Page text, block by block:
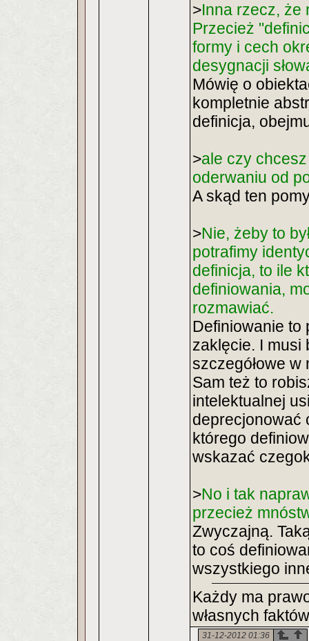
>Inna rzecz, że
Przecież
formy i cech
desygnacji
Mówię o
kompletnie
definicja,
>ale czy
oderwaniu od
A skąd ten
>Nie, żeby to
potrafimy
definicja, to ile
definiowania,
rozmawiać.
Definiowanie to
zaklęcie. I musi
szczegółowe w
Sam też to
intelektualnej
deprecjonować
którego
wskazać
>No i tak
przecież
Zwyczajną.
to coś
wszystkiego
Każdy ma
własnych
31-12-2012 01:36